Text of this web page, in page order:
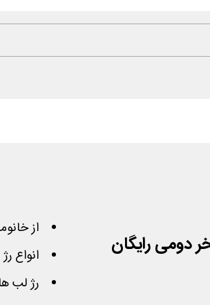
دومی رایگان
از
انواع
رژ لب